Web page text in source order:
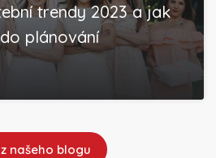
trendy 2023 a jak
plánování
našeho blogu